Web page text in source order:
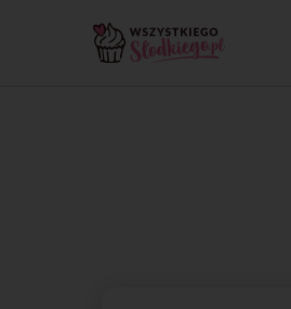
Strona główna Okazje